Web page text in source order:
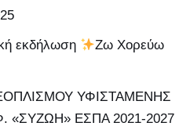
εκδήλωση
Ζω Χορεύω
ΥΦΙΣΤΑΜΕΝΗΣ
ΕΣΠΑ 2021-2027